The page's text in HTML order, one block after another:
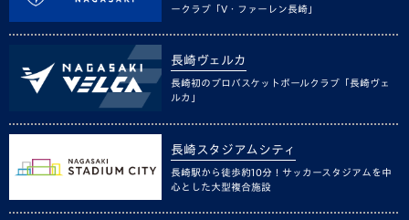
ークラブ「V・ファーレン長崎」
長崎ヴェルカ
長崎初のプロバスケットボールクラブ「長崎ヴェ
ルカ」
長崎スタジアムシティ
長崎駅から徒歩約10分！サッカースタジアムを中
心とした大型複合施設